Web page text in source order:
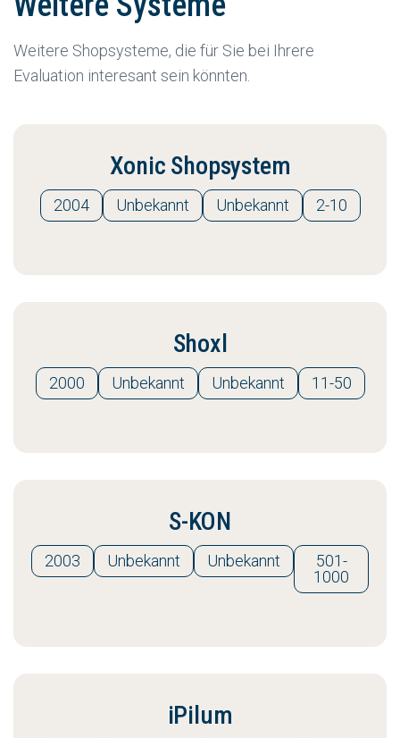
Weitere Shopsysteme, die für Sie bei Ihrere
Evaluation interesant sein könnten.
Xonic Shopsystem
2004 Unbekannt Unbekannt 2-10
Shoxl
2000 Unbekannt Unbekannt 11-50
S-KON
2003 Unbekannt Unbekannt
501-
1000
iPilum